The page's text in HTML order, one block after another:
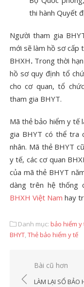
thi hành Quyết
Người tham gia
mới sẽ làm hồ sơ cấp
BHXH. Trong thời
hồ sơ quy định tổ
cho cơ quan, tổ
tham gia BHYT.
Mã thẻ bảo hiểm y tế
gia BHYT có thể tra
nhân. Mã thẻ BHYT
y tế, các cơ quan
của mã thẻ BHYT
dàng trên hệ thống
BHXH Việt Nam hay
Danh mục: bảo hiểm y
BHYT,Thẻ bảo hiểm y tế
Điều
hướng
Bài cũ hơn
LÀM LẠI SỔ BẢO